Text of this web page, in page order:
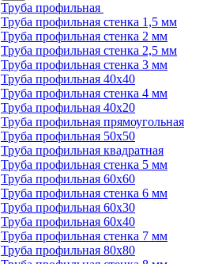
Труба профильная
Труба профильная стенка 1,5 мм
Труба профильная стенка 2 мм
Труба профильная стенка 2,5 мм
Труба профильная стенка 3 мм
Труба профильная 40х40
Труба профильная стенка 4 мм
Труба профильная 40х20
Труба профильная прямоугольная
Труба профильная 50х50
Труба профильная квадратная
Труба профильная стенка 5 мм
Труба профильная 60х60
Труба профильная стенка 6 мм
Труба профильная 60х30
Труба профильная 60х40
Труба профильная стенка 7 мм
Труба профильная 80х80